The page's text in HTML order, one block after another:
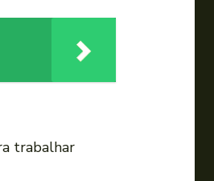
n
r
o
trabalhar